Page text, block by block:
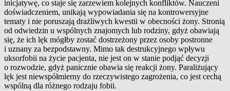
inicjatywę, co staje się zarzewiem kolejnych konfliktów. Nauczeni
doświadczeniem, unikają wypowiadania się na kontrowersyjne
tematy i nie poruszają drażliwych kwestii w obecności żony. Stronią
od odwiedzin u wspólnych znajomych lub rodziny, gdyż obawiają
się, że ich lęk mógłby zostać dostrzeżony przez osoby postronne
i uznany za bezpodstawny. Mimo tak destrukcyjnego wpływu
uksorfobii na życie pacjenta, nie jest on w stanie podjąć decyzji
o rozwodzie, gdyż panicznie obawia się reakcji żony. Paraliżujący
lęk jest niewspółmierny do rzeczywistego zagrożenia, co jest cechą
wspólną dla różnego rodzaju fobii.